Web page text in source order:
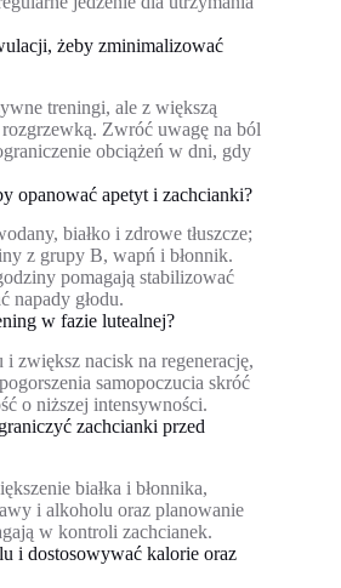
żeby zminimalizować
treningi, ale z większą
Zwróć uwagę na ból
obciążeń w dni, gdy
opanować apetyt i zachcianki?
białko i zdrowe tłuszcze;
z grupy B, wapń i błonnik.
pomagają stabilizować
napady głodu.
w fazie lutealnej?
zwiększ nacisk na regenerację,
samopoczucia skróć
o niższej intensywności.
zachcianki przed
białka i błonnika,
i alkoholu oraz planowanie
w kontroli zachcianek.
i dostosowywać kalorie oraz